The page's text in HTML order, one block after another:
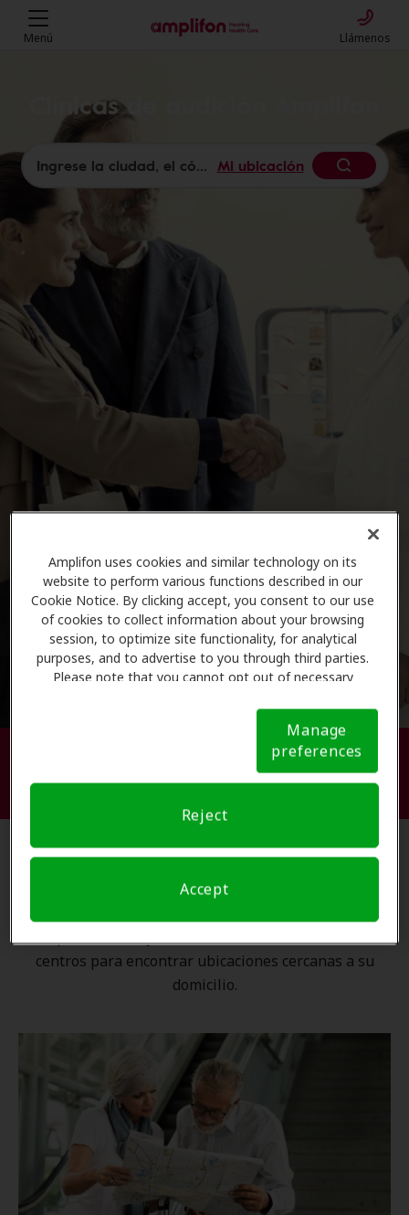
Amplifon uses cookies and similar technology on its
website to perform various functions described in our
Cookie Notice. By clicking accept, you consent to our use
of cookies to collect information about your browsing
session, to optimize site functionality, for analytical
purposes, and to advertise to you through third parties.
Please note that you cannot opt out of necessary
Notice (link here below). If you are using an opt-out
preference signal, we will honor that signal. Cookie
Manage
preferences
Reject
Accept
Menú Llámenos
Clínicas de audición Amplifon
Mi ubicación
Busque su centro de atención
auditiva.
Gracias a nuestra
, ningún proveedor de
centros para encontrar ubicaciones cercanas a su
domicilio.